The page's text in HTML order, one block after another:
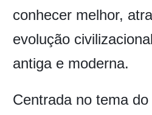
conhecer melhor,
evolução
antiga e moderna.
Centrada no tema